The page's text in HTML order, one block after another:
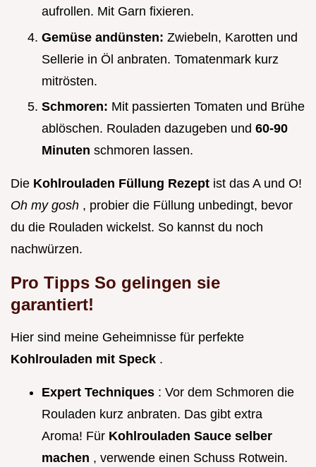
aufrollen. Mit Garn fixieren.
Gemüse andünsten: Zwiebeln, Karotten und
Sellerie in Öl anbraten. Tomatenmark kurz
mitrösten.
Schmoren: Mit passierten Tomaten und Brühe
ablöschen. Rouladen dazugeben und 60-90
Minuten schmoren lassen.
Die Kohlrouladen Füllung Rezept ist das A und O!
Oh my gosh , probier die Füllung unbedingt, bevor
du die Rouladen wickelst. So kannst du noch
nachwürzen.
Pro Tipps So gelingen sie
garantiert!
Hier sind meine Geheimnisse für perfekte
Kohlrouladen mit Speck .
Expert Techniques : Vor dem Schmoren die
Rouladen kurz anbraten. Das gibt extra
Aroma! Für Kohlrouladen Sauce selber
machen , verwende einen Schuss Rotwein.